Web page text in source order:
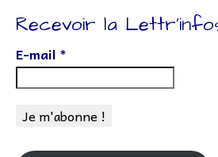
Recevoir la
E-mail *